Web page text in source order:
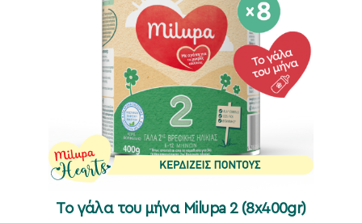
To γάλα του μήνα Milupa 2 (8x400gr)